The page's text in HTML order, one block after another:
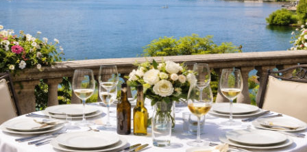
Richiesta informazioni
Sito Istituzionale